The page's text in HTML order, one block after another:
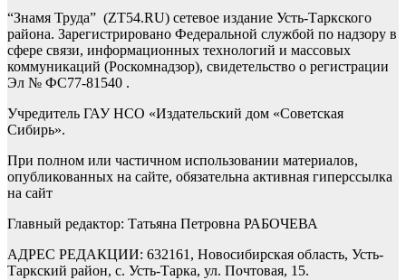
“Знамя Труда” (ZT54.RU) сетевое издание Усть-Таркского
района. Зарегистрировано Федеральной службой по надзору в
сфере связи, информационных технологий и массовых
коммуникаций (Роскомнадзор), свидетельство о регистрации
Эл № ФС77-81540 .
Учредитель ГАУ НСО «Издательский дом «Советская
Сибирь».
При полном или частичном использовании материалов,
опубликованных на сайте, обязательна активная гиперссылка
на сайт
Главный редактор: Татьяна Петровна РАБОЧЕВА
АДРЕС РЕДАКЦИИ: 632161, Новосибирская область, Усть-
Таркский район, с. Усть-Тарка, ул. Почтовая, 15.